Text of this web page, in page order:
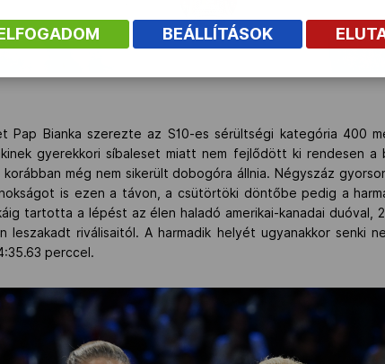
Pap Bianka szerezte az S10-es sérültségi kategória 400
gyerekkori síbaleset miatt nem fejlődött ki rendesen
még nem sikerült dobogóra állnia. Négyszáz
is ezen a távon, a csütörtöki döntőbe pedig a
tartotta a lépést az élen haladó amerikai-kanadai duóval,
leszakadt riválisaitól. A harmadik helyét ugyanakkor senki
perccel.
BEÁLLÍTÁSOK